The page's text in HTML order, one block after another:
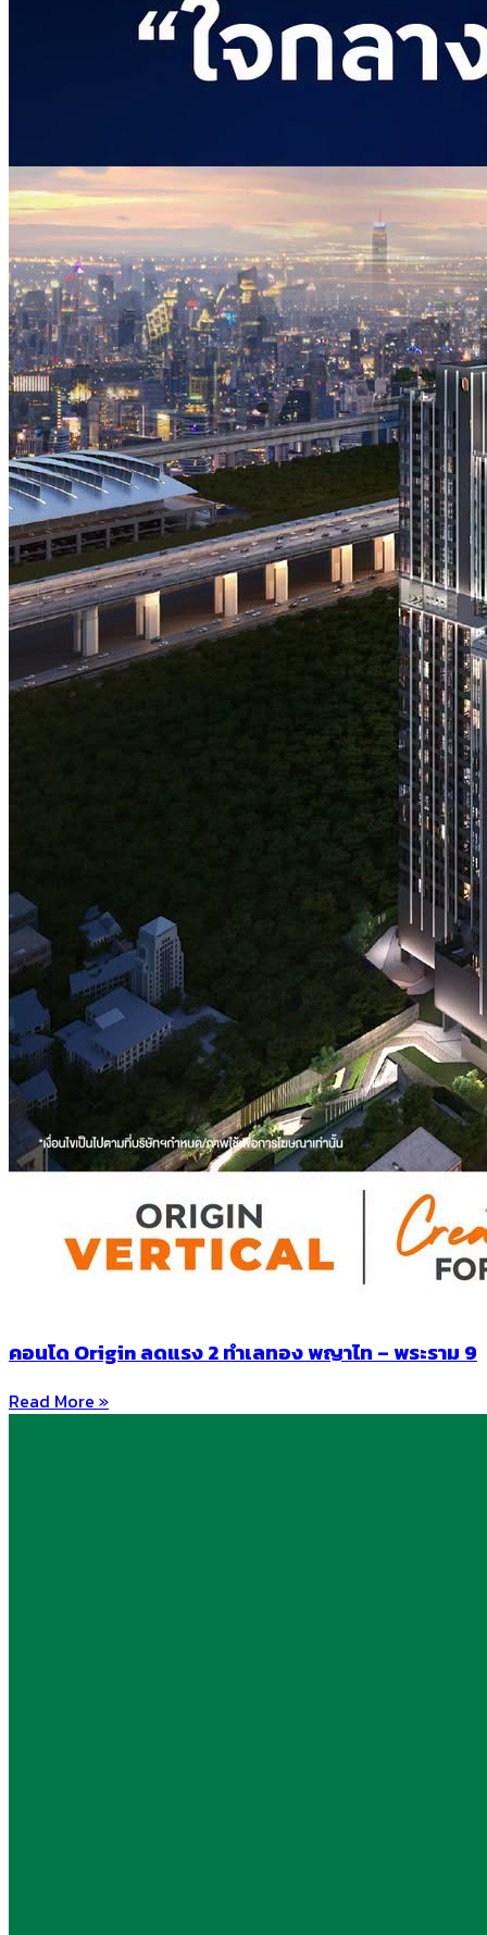
คอนโด Origin ลดแรง 2 ทำเลทอง พญาไท – พระราม 9
Read More »